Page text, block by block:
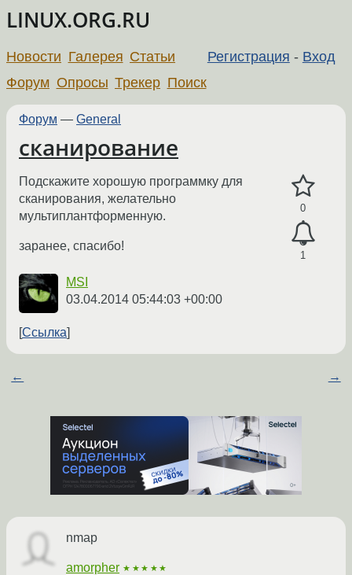
LINUX.ORG.RU
Регистрация - Вход
Новости Галерея Статьи
Форум Опросы Трекер Поиск
Форум — General
сканирование
0
1
Подскажите хорошую программку для
сканирования, желательно
мультиплантформенную.
заранее, спасибо!
MSI
03.04.2014 05:44:03 +00:00
Ссылка
← →
nmap
amorpher ★★★★★